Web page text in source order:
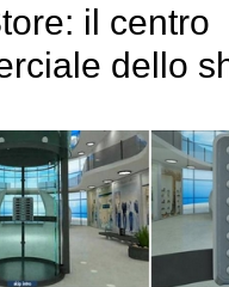
il centro
dello